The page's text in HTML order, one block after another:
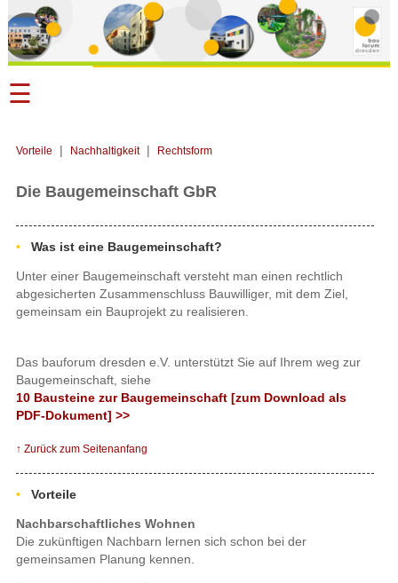
☰
Vorteile | Nachhaltigkeit| Rechtsform
Die Baugemeinschaft GbR
Was ist eine Baugemeinschaft?
Unter einer Baugemeinschaft versteht man einen rechtlich
abgesicherten Zusammenschluss Bauwilliger, mit dem Ziel,
gemeinsam ein Bauprojekt zu realisieren.
Das bauforum dresden e.V. unterstützt Sie auf Ihrem weg zur
Baugemeinschaft, siehe
10 Bausteine zur Baugemeinschaft [zum Download als
PDF-Dokument] >>
↑ Zurück zum Seitenanfang
Vorteile
Nachbarschaftliches Wohnen
Die zukünftigen Nachbarn lernen sich schon bei der
gemeinsamen Planung kennen.